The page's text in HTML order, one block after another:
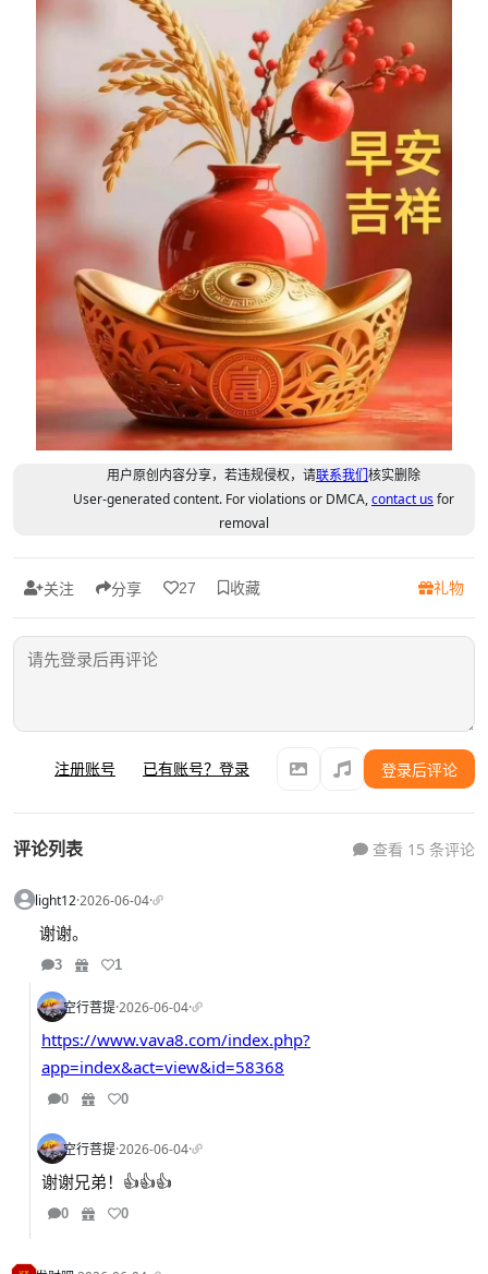
用户原创内容分享，若违规侵权，请联系我们核实删除
User-generated content. For violations or DMCA,contact usfor
removal
关注 分享 27 收藏 礼物
注册账号 已有账号？登录 登录后评论
评论列表 查看 15 条评论
light12·2026-06-04·
谢谢。
3 1
空行菩提·2026-06-04·
https://www.vava8.com/index.php?
app=index&act=view&id=58368
0 0
空行菩提·2026-06-04·
谢谢兄弟！👍👍👍
0 0